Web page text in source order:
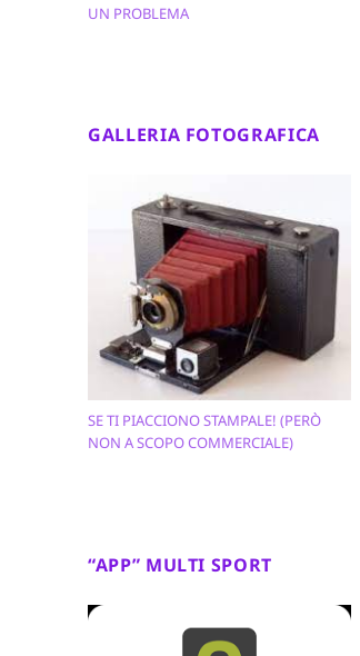
UN PROBLEMA
GALLERIA FOTOGRAFICA
SE TI PIACCIONO STAMPALE! (PERÒ
NON A SCOPO COMMERCIALE)
“APP” MULTI SPORT